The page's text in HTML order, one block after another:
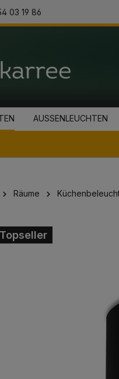
springen
03 19 86
AUSSENLEUCHTEN
Räume
Topseller